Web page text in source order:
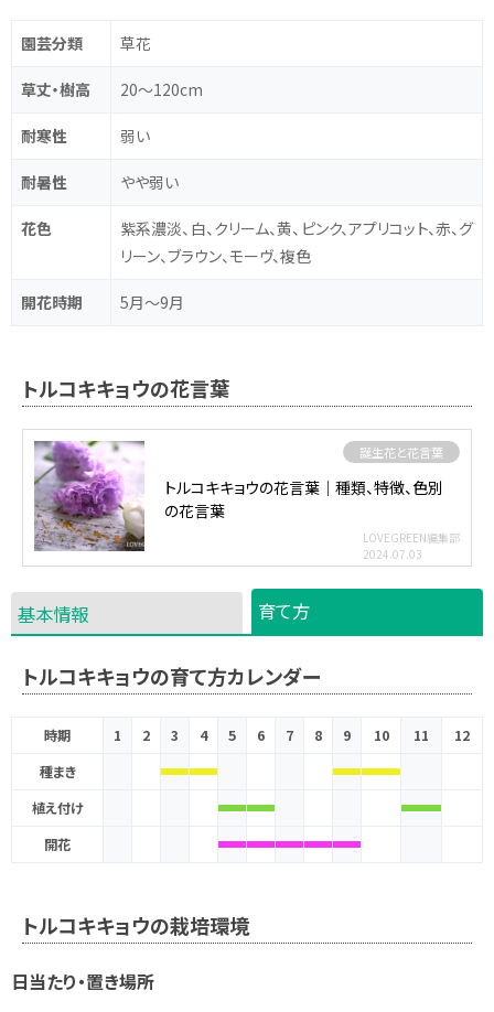
園芸分類 草花
草丈・樹高 20～120cm
耐寒性 弱い
耐暑性 やや弱い
花色
紫系濃淡、白、クリーム、黄、ピンク、アプリコット、赤、グ
リーン、ブラウン、モーヴ、複色
開花時期 5月～9月
トルコキキョウの花言葉
誕生花と花言葉
トルコキキョウの花言葉｜種類、特徴、色別
の花言葉
LOVEGREEN編集部
2024.07.03
基本情報 育て方
トルコキキョウの育て方カレンダー
時期 1 2 3 4 5 6 7 8 9 10 11
12
種まき
植え付け
開花
トルコキキョウの栽培環境
日当たり・置き場所